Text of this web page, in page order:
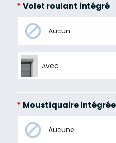
*Volet roulant intégré
Aucun
Avec
* Moustiquaire intégrée
Aucune